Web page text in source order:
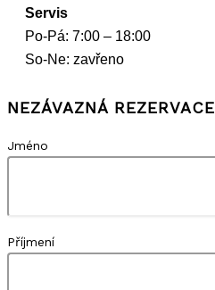
Servis
Po-Pá: 7:00 – 18:00
So-Ne: zavřeno
NEZÁVAZNÁ REZERVACE
Jméno
Příjmení